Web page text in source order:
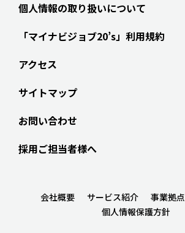
個人情報の取り扱いについて
「マイナビジョブ20’s」利用規約
アクセス
サイトマップ
お問い合わせ
採用ご担当者様へ
会社概要 サービス紹介 事業拠点
個人情報保護方針